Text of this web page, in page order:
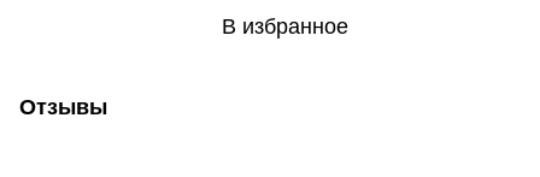
В избранное
Отзывы